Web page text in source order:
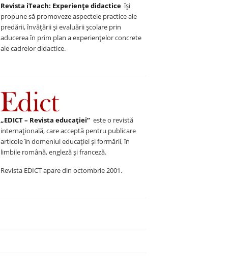
Revista iTeach: Experienţe didactice îşi
propune să promoveze aspectele practice ale
predării, învăţării şi evaluării şcolare prin
aducerea în prim plan a experienţelor concrete
ale cadrelor didactice.
„EDICT – Revista educației” este o revistă
internațională, care acceptă pentru publicare
articole în domeniul educației și formării, în
limbile română, engleză și franceză.
Revista EDICT apare din octombrie 2001.